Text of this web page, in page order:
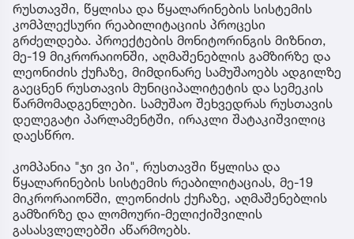
რუსთავში, წყლისა და წყალარინების სისტემის
კომპლექსური რეაბილიტაციის პროცესი
გრძელდება. პროექტების მონიტორინგის მიზნით,
მე-19 მიკრორაიონში, აღმაშენებლის გამზირზე და
ლეონიძის ქუჩაზე, მიმდინარე სამუშაოებს ადგილზე
გაეცნენ რუსთავის მუნიციპალიტეტის და სემეკის
წარმომადგენლები. სამუშაო შეხვედრას რუსთავის
დელეგატი პარლამენტში, ირაკლი შატაკიშვილიც
დაესწრო.
კომპანია "ჯი ვი პი", რუსთავში წყლისა და
წყალარინების სისტემის რეაბილიტაციას, მე-19
მიკრორაიონში, ლეონიძის ქუჩაზე, აღმაშენებლის
გამზირზე და ლომოური-მელიქიშვილის
გასასვლელებში აწარმოებს.